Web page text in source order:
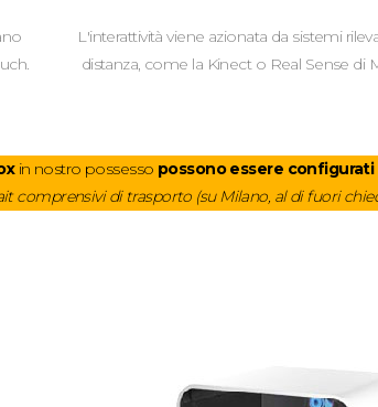
L'interattività viene azionata da sistemi
distanza, come la Kinect o Real Sense di
in nostro possesso possono essere configurati
comprensivi di trasporto (su Milano, al di fuori